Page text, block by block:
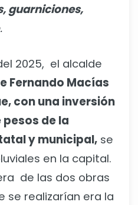
guarniciones,
2025, el alcalde
Fernando Macías
con una inversión
pesos de la
y municipal, se
en la capital.
de las dos obras
se realizarían era la